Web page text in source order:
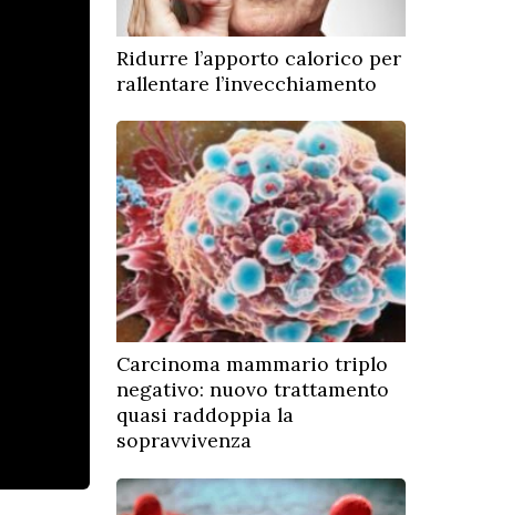
Ridurre l’apporto calorico per
rallentare l’invecchiamento
Carcinoma mammario triplo
negativo: nuovo trattamento
quasi raddoppia la
sopravvivenza